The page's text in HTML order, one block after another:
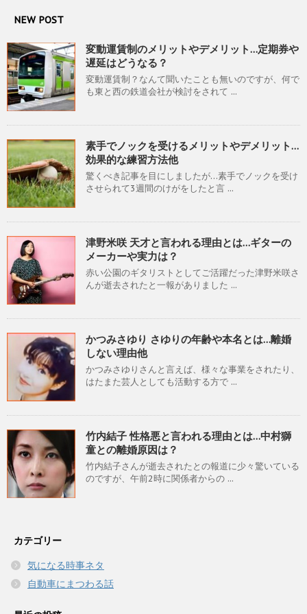
NEW POST
変動運賃制のメリットやデメリット…定期券や
遅延はどうなる？
変動運賃制？なんて聞いたことも無いのですが、何で
も東と西の鉄道会社が検討をされて ...
素手でノックを受けるメリットやデメリット…
効果的な練習方法他
驚くべき記事を目にしましたが…素手でノックを受け
させられて3週間のけがをしたと言 ...
津野米咲 天才と言われる理由とは…ギターの
メーカーや実力は？
赤い公園のギタリストとしてご活躍だった津野米咲さ
んが逝去されたと一報がありました ...
かつみさゆり さゆりの年齢や本名とは…離婚
しない理由他
かつみさゆりさんと言えば、様々な事業をされたり、
はたまた芸人としても活動する方で ...
竹内結子 性格悪と言われる理由とは…中村獅
童との離婚原因は？
竹内結子さんが逝去されたとの報道に少々驚いている
のですが、午前2時に関係者からの ...
カテゴリー
気になる時事ネタ
自動車にまつわる話